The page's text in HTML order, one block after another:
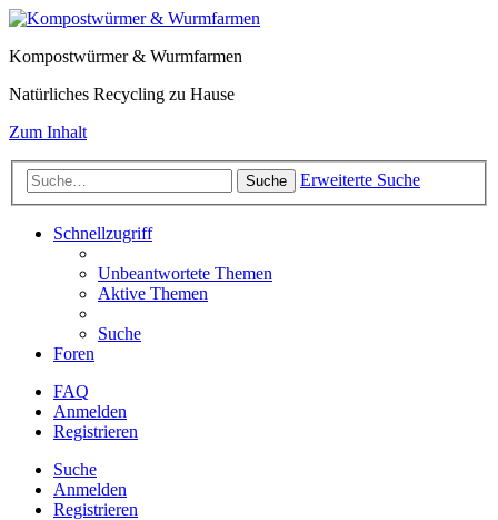
Kompostwürmer & Wurmfarmen
Natürliches Recycling zu Hause
Zum Inhalt
Suche Erweiterte Suche
Schnellzugriff
Unbeantwortete Themen
Aktive Themen
Suche
Foren
FAQ
Anmelden
Registrieren
Suche
Anmelden
Registrieren